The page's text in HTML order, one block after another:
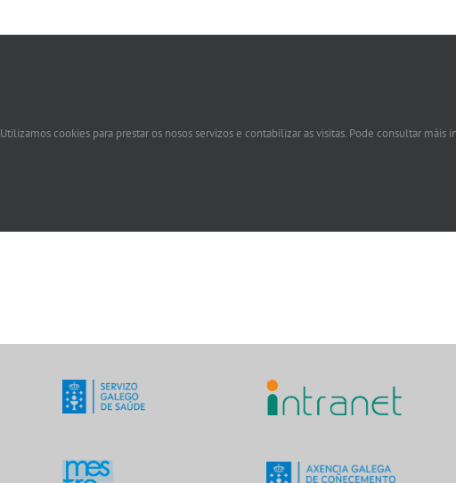
Utilizamos cookies para prestar os nosos servizos e contabilizar as visitas. Pode consultar máis